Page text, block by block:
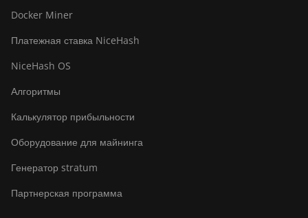
Docker Miner
Платежная ставка NiceHash
NiceHash OS
Алгоритмы
Калькулятор прибыльности
Оборудование для майнинга
Генератор stratum
Партнерская программа